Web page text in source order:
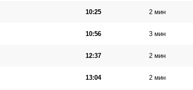
10:25 2 мин
10:56 3 мин
12:37 2 мин
13:04 2 мин